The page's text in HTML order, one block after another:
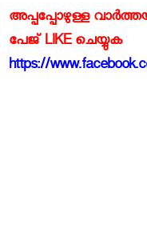
അപ്പപ്പോഴുള്ള
പേജ് LIKE ചെയ്യുക
https://